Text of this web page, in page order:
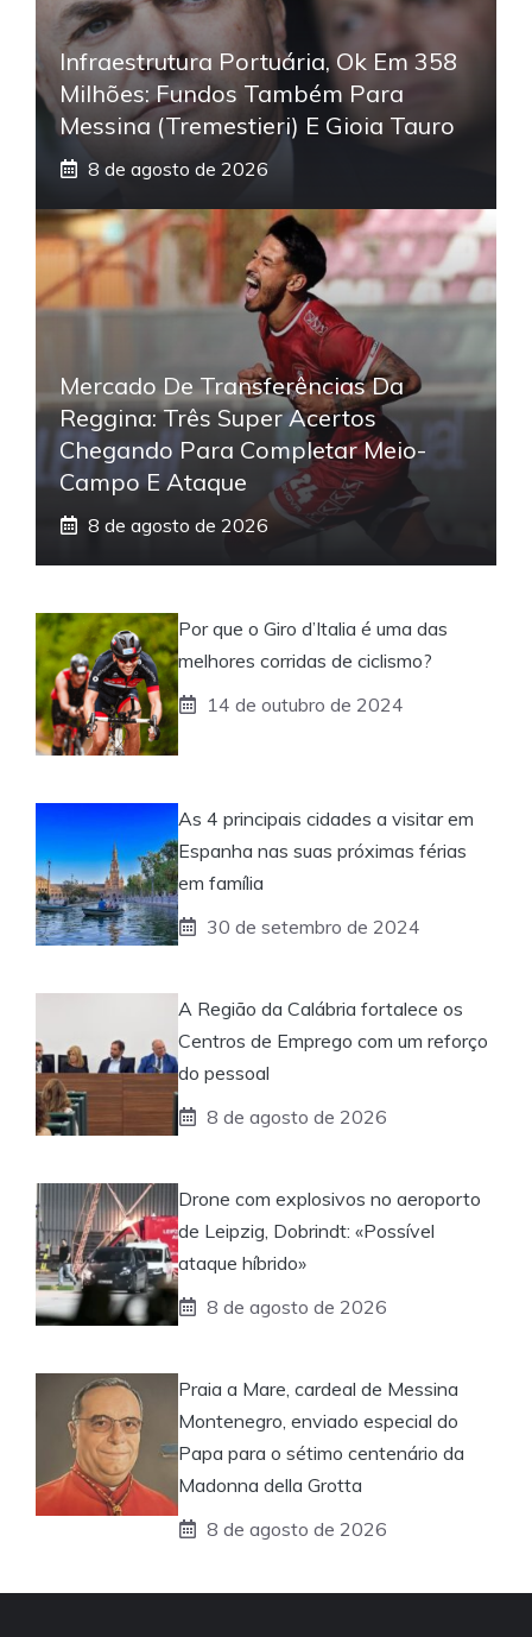
Infraestrutura Portuária, Ok Em 358
Milhões: Fundos Também Para
Messina (Tremestieri) E Gioia Tauro
8 de agosto de 2026
Mercado De Transferências Da
Reggina: Três Super Acertos
Chegando Para Completar Meio-
Campo E Ataque
8 de agosto de 2026
Por que o Giro d’Italia é uma das
melhores corridas de ciclismo?
14 de outubro de 2024
As 4 principais cidades a visitar em
Espanha nas suas próximas férias
em família
30 de setembro de 2024
A Região da Calábria fortalece os
Centros de Emprego com um reforço
do pessoal
8 de agosto de 2026
Drone com explosivos no aeroporto
de Leipzig, Dobrindt: «Possível
ataque híbrido»
8 de agosto de 2026
Praia a Mare, cardeal de Messina
Montenegro, enviado especial do
Papa para o sétimo centenário da
Madonna della Grotta
8 de agosto de 2026